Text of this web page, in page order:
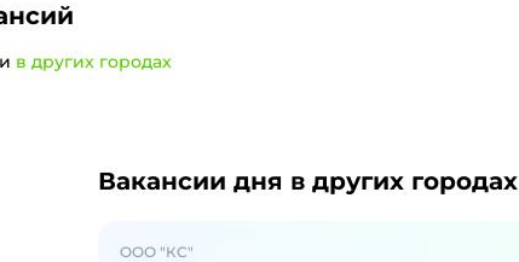
в других городах
в Коряжме
Вакансии дня в других городах
ООО "КС"